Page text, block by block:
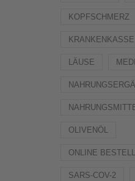
KOPFSCHMERZ
KRANKENKASSE
LÄUSE
OLIVENÖL
ONLINE
SARS-COV-2